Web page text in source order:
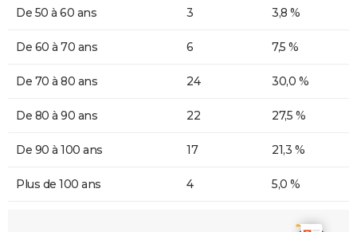
De 50 à 60 ans 3 3,8 %
De 60 à 70 ans 6 7,5 %
De 70 à 80 ans 24 30,0 %
De 80 à 90 ans 22 27,5 %
De 90 à 100 ans 17 21,3 %
Plus de 100 ans 4 5,0 %